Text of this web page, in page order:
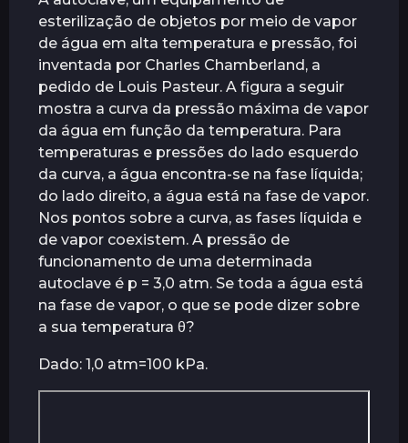
5
a
n
o
s
a
t
r
á
s
a
r
ã
e
s
t
r
á
s
esterilização de objetos por meio de vapor
de água em alta temperatura e pressão, foi
inventada por Charles Chamberland, a
pedido de Louis Pasteur. A figura a seguir
mostra a curva da pressão máxima de vapor
da água em função da temperatura. Para
temperaturas e pressões do lado esquerdo
da curva, a água encontra-se na fase líquida;
do lado direito, a água está na fase de vapor.
Nos pontos sobre a curva, as fases líquida e
de vapor coexistem. A pressão de
funcionamento de uma determinada
autoclave é p = 3,0 atm. Se toda a água está
na fase de vapor, o que se pode dizer sobre
a sua temperatura θ?
Dado: 1,0 atm=100 kPa.